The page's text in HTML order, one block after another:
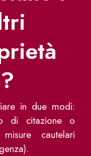
in due modi:
di citazione o
cautelari